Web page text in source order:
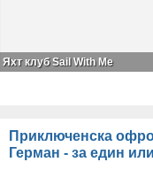
Яхт клуб Sail With Me
Приключенска
Герман - за един